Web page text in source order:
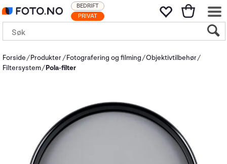
PRIVAT
BEDRIFT
Forside Produkter Fotografering og filming Objektivtilbehør
Filtersystem Pola-filter